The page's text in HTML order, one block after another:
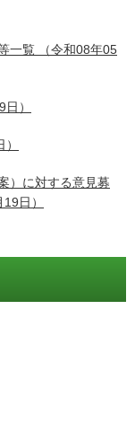
一覧 （令和08年05
）
）に対する意見募
日）